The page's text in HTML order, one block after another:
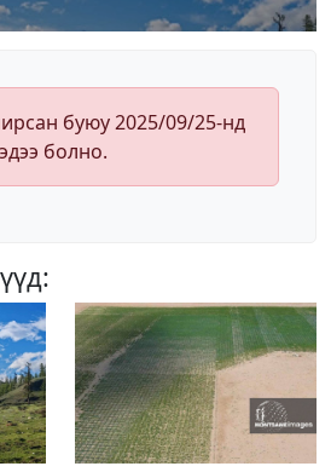
буюу 2025/09/25-нд
болно.